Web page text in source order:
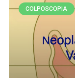
COLPOSCOPIA